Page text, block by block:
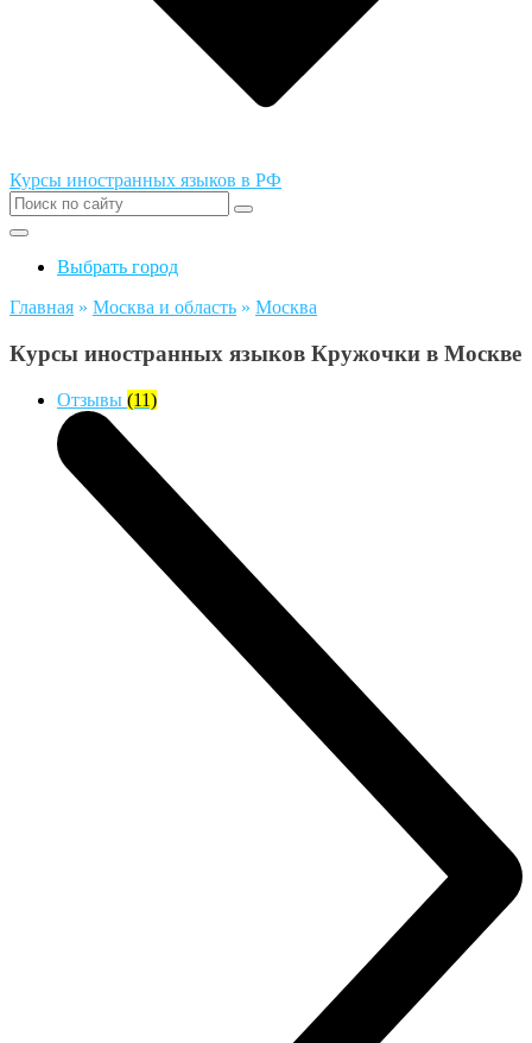
Курсы иностранных языков в РФ
Выбрать город
Главная » Москва и область » Москва
Курсы иностранных языков Кружочки в Москве
Отзывы (11)